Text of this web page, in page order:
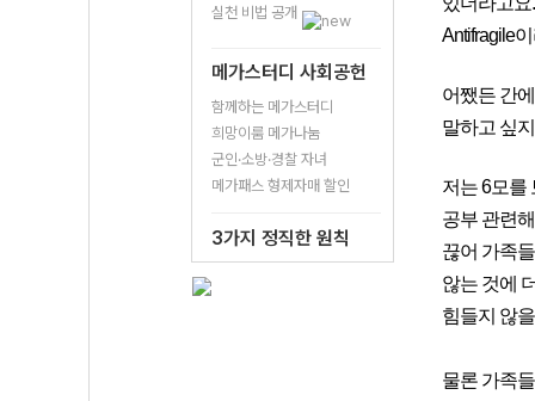
실천 비법 공개
메가스터디 사회공헌
함께하는 메가스터디
희망이룸 메가나눔
군인·소방·경찰 자녀
메가패스 형제자매 할인
3가지 정직한 원칙
Antifragile
어쨌든 간
말하고 싶
저는 6모를
공부 관련
끊어 가족
않는 것에
힘들지 않
물론 가족